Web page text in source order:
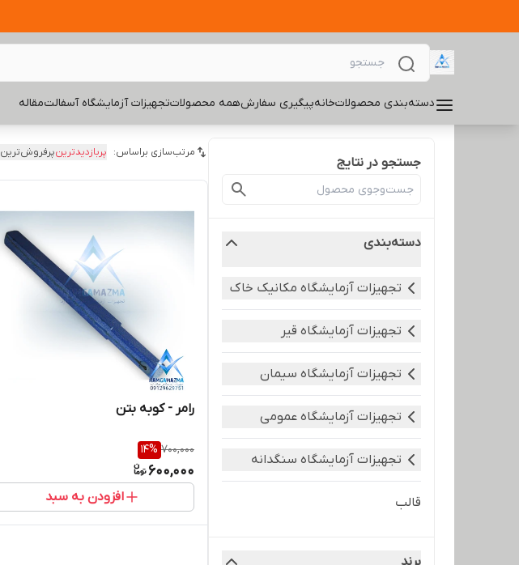
دسته‌بندی محصولاتخانهپیگیری سفارشهمه محصولاتتجهیزات آزمایشگاه آسفالتمقاله
جستجو در نتایج
دسته‌بندی
تجهیزات آزمایشگاه مکانیک خاک
تجهیزات آزمایشگاه قیر
تجهیزات آزمایشگاه سیمان
تجهیزات آزمایشگاه عمومی
تجهیزات آزمایشگاه سنگدانه
قالب
برند
مرتب‌سازی براساس: پربازدیدترینپرفروش‌ترین
رامر - کوبه بتن
700,000
14%
600,000
افزودن به سبد